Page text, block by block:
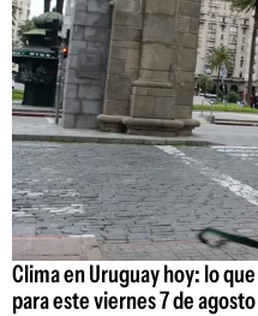
Clima en Uruguay hoy: lo
para este viernes 7 de agosto